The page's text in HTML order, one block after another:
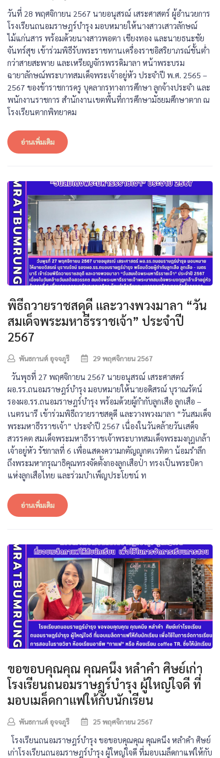
วันที่ 28 พฤศจิกายน 2567 นายอนุสรณ์ เสระศาสตร์ ผู้อำนวยการ
โรงเรียนถนอมราษฎร์บำรุง มอบหมายให้นางสาวเสาวลักษณ์
ไม้แก่นสาร พร้อมด้วยนางสาวพอตา เชียงทอง และนายธนะชัย
จันทร์สุข เข้าร่วมพิธีรับพระราชทานเครื่องราชอิสริยาภรณ์ชั้นต่ำ
กว่าสายสะพาย และเหรียญจักรพรรดิมาลา หน้าพระบรม
ฉายาลักษณ์พระบาทสมเด็จพระเจ้าอยู่หัว ประจำปี พ.ศ. 2565 –
2567 ของข้าราชการครู บุคลากรทางการศึกษา ลูกจ้างประจำ และ
พนักงานราชการ สำนักงานเขตพื้นที่การศึกษามัธยมศึกษาตาก ณ
โรงเรียนตากพิทยาคม
อ่านเพิ่มเติม
พิธีถวายราชสดุดี และวางพวงมาลา “วัน
สมเด็จพระมหาธีรราชเจ้า” ประจำปี
2567
พันธกานต์ อุจจภูรี 29 พฤศจิกายน 2567
วันพุธที่ 27 พฤศจิกายน 2567 นายอนุสรณ์ เสระศาสตร์
ผอ.รร.ถนอมราษฎร์บำรุง มอบหมายให้นายอดิสรณ์ บุราณรัตน์
รองผอ.รร.ถนอมราษฎร์บำรุง พร้อมด้วยผู้กำกับลูกเสือ ลูกเสือ –
เนตรนารี เข้าร่วมพิธีถวายราชสดุดี และวางพวงมาลา “วันสมเด็จ
พระมหาธีรราชเจ้า” ประจำปี 2567 เนื่องในวันคล้ายวันเสด็จ
สวรรคต สมเด็จพระมหาธีรราชเจ้าพระบาทสมเด็จพระมงกุฎเกล้า
เจ้าอยู่หัว รัชกาลที่ 6 เพื่อแสดงความกตัญญูกตเวทิตา น้อมรำลึก
ถึงพระมหากรุณาธิคุณทรงจัดตั้งกองลูกเสือป่า ทรงเป็นพระบิดา
แห่งลูกเสือไทย และร่วมบำเพ็ญประโยชน์ ท
อ่านเพิ่มเติม
ขอขอบคุณคุณ คุณคนึง หลำคำ ศิษย์เก่า
โรงเรียนถนอมราษฎร์บำรุง ผู้ใหญ่ใจดี ที่
มอบเมล็ดกาแฟให้กับนักเรียน
พันธกานต์ อุจจภูรี 25 พฤศจิกายน 2567
โรงเรียนถนอมราษฎร์บำรุง ขอขอบคุณคุณ คุณคนึง หลำคำ ศิษย์
เก่าโรงเรียนถนอมราษฎร์บำรุง ผู้ใหญ่ใจดี ที่มอบเมล็ดกาแฟให้กับ